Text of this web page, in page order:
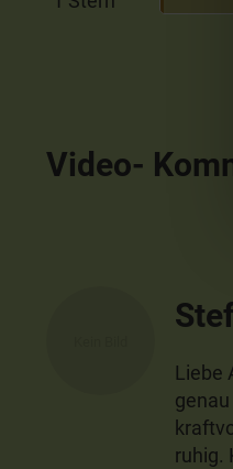
Video-
Liebe
ruhig.